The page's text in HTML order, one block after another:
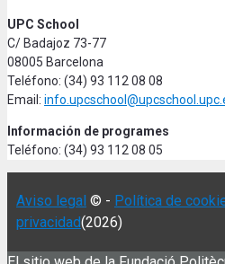
UPC School
C/ Badajoz 73-77
08005 Barcelona
Teléfono: (34) 93 112 08 08
Email:
Información de programes
Teléfono: (34) 93 112 08 05
Aviso legal © - Política de
privacidad(2026)